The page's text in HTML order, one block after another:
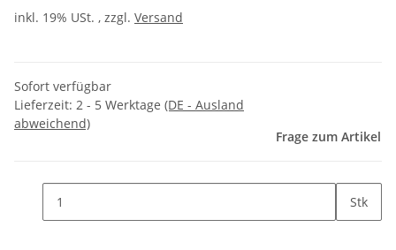
inkl. 19% USt. , zzgl. Versand
Sofort verfügbar
Lieferzeit: 2 - 5 Werktage (DE - Ausland
abweichend)
Frage zum Artikel
Stk